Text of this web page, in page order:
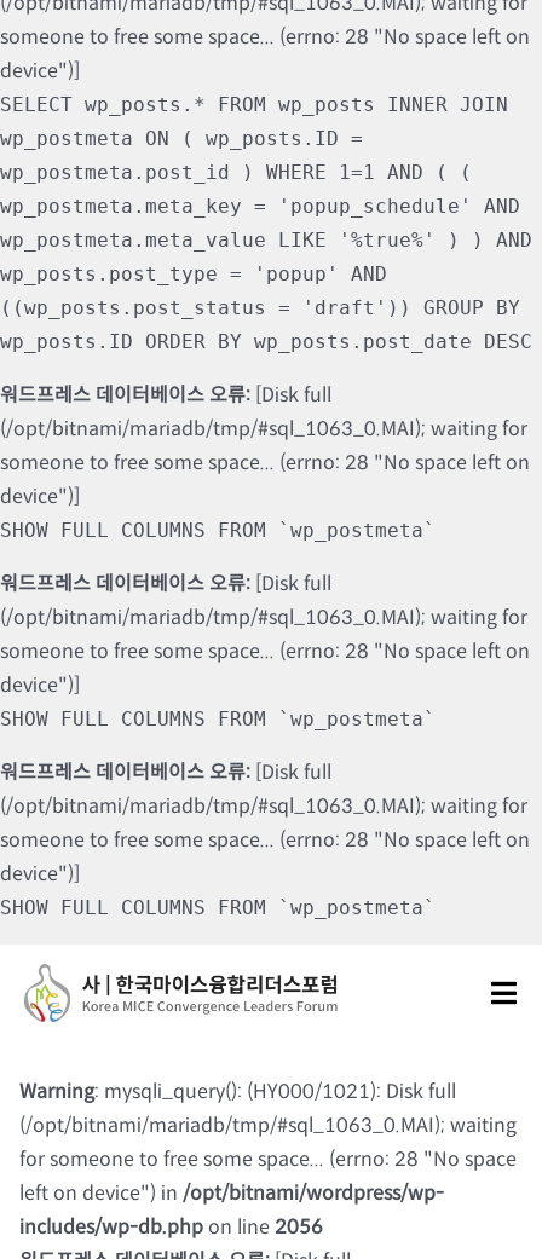
someone to free some space... (errno: 28 "No space left on
device")]
SELECT wp_posts.* FROM wp_posts INNER JOIN
wp_postmeta ON ( wp_posts.ID =
wp_postmeta.post_id ) WHERE 1=1 AND ( (
wp_postmeta.meta_key = 'popup_schedule' AND
wp_postmeta.meta_value LIKE '%true%' ) ) AND
wp_posts.post_type = 'popup' AND
((wp_posts.post_status = 'draft')) GROUP BY
wp_posts.ID ORDER BY wp_posts.post_date DESC
워드프레스 데이터베이스 오류: [Disk full
(/opt/bitnami/mariadb/tmp/#sql_1063_0.MAI); waiting for
someone to free some space... (errno: 28 "No space left on
device")]
SHOW FULL COLUMNS FROM `wp_postmeta`
워드프레스 데이터베이스 오류: [Disk full
(/opt/bitnami/mariadb/tmp/#sql_1063_0.MAI); waiting for
someone to free some space... (errno: 28 "No space left on
device")]
SHOW FULL COLUMNS FROM `wp_postmeta`
워드프레스 데이터베이스 오류: [Disk full
(/opt/bitnami/mariadb/tmp/#sql_1063_0.MAI); waiting for
someone to free some space... (errno: 28 "No space left on
device")]
SHOW FULL COLUMNS FROM `wp_postmeta`
content
포럼소식
칼럼 및 기고
Warning: mysqli_query(): (HY000/1021): Disk full
(/opt/bitnami/mariadb/tmp/#sql_1063_0.MAI); waiting
for someone to free some space... (errno: 28 "No space
left on device") in /opt/bitnami/wordpress/wp-
includes/wp-db.phpon line2056